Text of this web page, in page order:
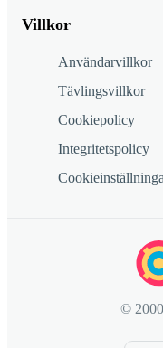
Villkor
Användarvillkor
Tävlingsvillkor
Cookiepolicy
Integritetspolicy
©